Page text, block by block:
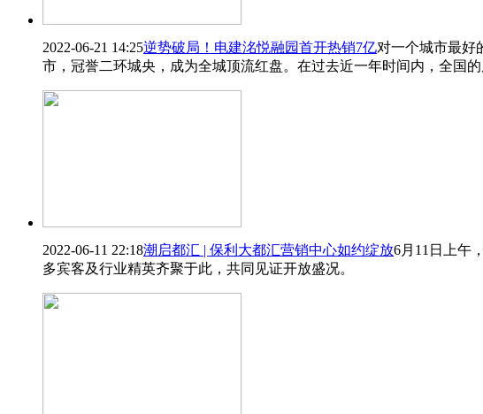
2022-06-21 14:25逆势破局！电建洺悦融园首开热销7亿对一个城市最好
市，冠誉二环城央，成为全城顶流红盘。在过去近一年时间内，全国
2022-06-11 22:18潮启都汇 | 保利大都汇营销中心如约绽放6月11日上午
多宾客及行业精英齐聚于此，共同见证开放盛况。